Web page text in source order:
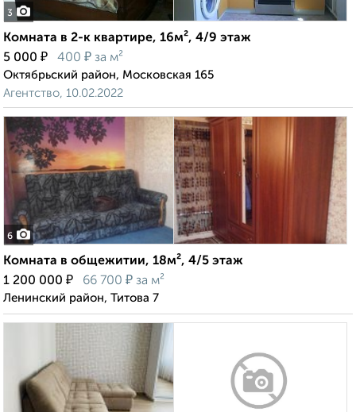
3
Комната в 2-к квартире, 16м², 4/9 этаж
5 000 ₽ 400 ₽ за м²
Октябрьский район, Московская 165
Агентство, 10.02.2022
6
Комната в общежитии, 18м², 4/5 этаж
1 200 000 ₽ 66 700 ₽ за м²
Ленинский район, Титова 7